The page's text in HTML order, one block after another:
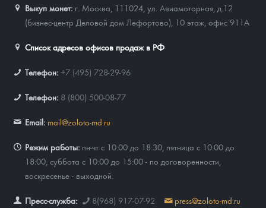
Выкуп монет: г. Москва, 111024, ул. Авиамоторная, д.12
(бизнес-центр Деловой дом Лефортово), 10 этаж, офис 911А
Список адресов офисов продаж в РФ
Телефон: +7 (495) 728-29-96
Телефон: 8 (800) 500-08-77
Email: mail@zoloto-md.ru
Режим работы: пн-чт с 10:00 до 18:30, пятница с 10:00 до
18:00, суббота с 10:00 до 15:00 - по договоренности,
воскресенье - выходной.
Пресс-служба: 8(968) 917-07-92 press@zoloto-md.ru